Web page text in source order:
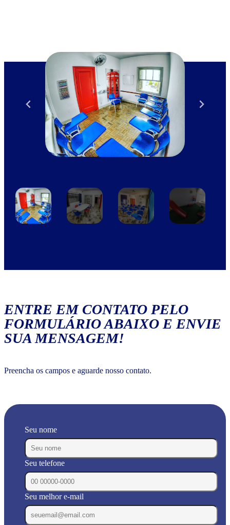
ENTRE EM CONTATO PELO
FORMULÁRIO ABAIXO E ENVIE
SUA MENSAGEM!
Preencha os campos e aguarde nosso contato.
Seu nome
Seu telefone
Seu melhor e-mail